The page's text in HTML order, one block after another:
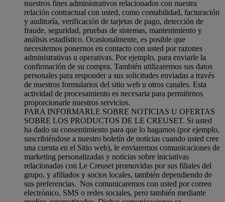
nuestros fines administrativos relacionados con nuestra
relación contractual con usted, como contabilidad, facturación
y auditoría, verificación de tarjetas de pago, detección de
fraude, seguridad, pruebas de sistemas, mantenimiento y
análisis estadístico. Ocasionalmente, es posible que
necesitemos ponernos en contacto con usted por razones
administrativas u operativas. Por ejemplo, para enviarle la
confirmación de su compra. También utilizaremos sus datos
personales para responder a sus solicitudes enviadas a través
de nuestros formularios del sitio web u otros canales. Esta
actividad de procesamiento es necesaria para permitirnos
proporcionarle nuestros servicios.
PARA INFORMARLE SOBRE NOTICIAS U OFERTAS
SOBRE LOS PRODUCTOS DE LE CREUSET. Si usted
ha dado su consentimiento para que lo hagamos (por ejemplo,
suscribiéndose a nuestro boletín de noticias cuando usted cree
una cuenta en el Sitio web), le enviaremos comunicaciones de
marketing personalizadas y noticias sobre iniciativas
relacionadas con Le Creuset promovidas por sus filiales del
grupo, y afiliados y socios locales, también dependiendo de
sus preferencias. Nos comunicaremos con usted por correo
electrónico, SMS o redes sociales, pero también mediante